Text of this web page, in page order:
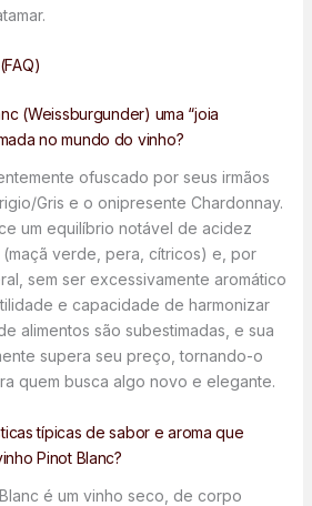
(Weissburgunder) uma “joia
no mundo do vinho?
ofuscado por seus irmãos
Gris e o onipresente Chardonnay.
um equilíbrio notável de acidez
verde, pera, cítricos) e, por
sem ser excessivamente aromático
e capacidade de harmonizar
alimentos são subestimadas, e sua
supera seu preço, tornando-o
quem busca algo novo e elegante.
típicas de sabor e aroma que
Pinot Blanc?
é um vinho seco, de corpo